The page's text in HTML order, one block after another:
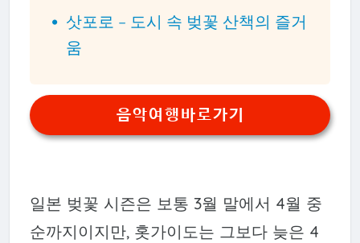
삿포로 – 도시 속 벚꽃 산책의 즐거
움
음악여행바로가기
일본 벚꽃 시즌은 보통 3월 말에서 4월 중
순까지이지만, 홋가이도는 그보다 늦은 4